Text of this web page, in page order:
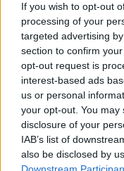
If you wish to opt-out
processing of your
targeted advertising
section to confirm
opt-out request is
interest-based ads
us or personal
your opt-out. You
disclosure of your
IAB’s list of
also be disclosed by
Andrea
minori,
Gallura,
50mila